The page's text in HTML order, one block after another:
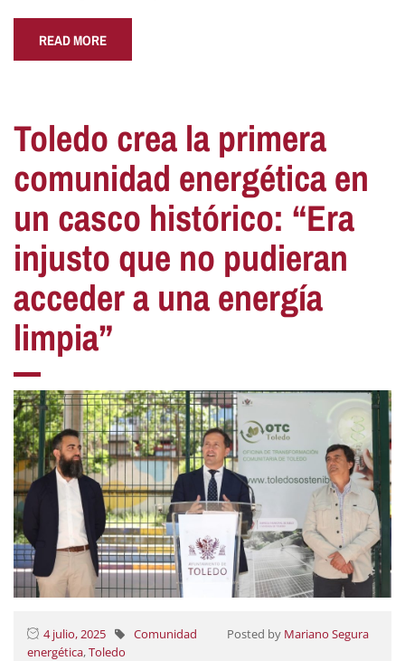
READ MORE
Toledo crea la primera
comunidad energética en
un casco histórico: “Era
injusto que no pudieran
acceder a una energía
limpia”
4 julio, 2025 Posted by Mariano Segura
Comunidad
energética,Toledo